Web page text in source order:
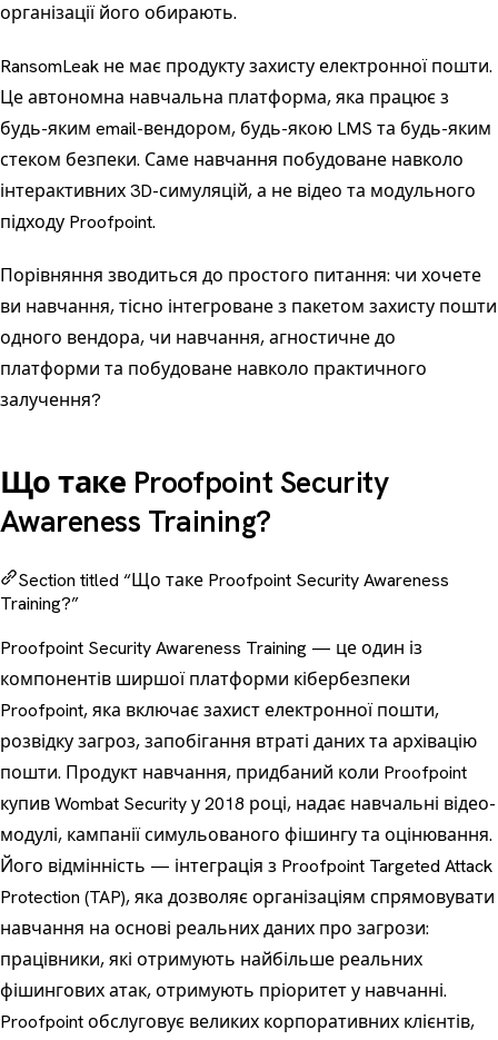
організації його обирають.
RansomLeak не має продукту захисту електронної пошти.
Це автономна навчальна платформа, яка працює з
будь-яким email-вендором, будь-якою LMS та будь-яким
стеком безпеки. Саме навчання побудоване навколо
інтерактивних 3D-симуляцій, а не відео та модульного
підходу Proofpoint.
Порівняння зводиться до простого питання: чи хочете
ви навчання, тісно інтегроване з пакетом захисту пошти
одного вендора, чи навчання, агностичне до
платформи та побудоване навколо практичного
залучення?
Що таке Proofpoint Security
Awareness Training?
Section titled “Що таке Proofpoint Security Awareness
Training?”
Proofpoint Security Awareness Training — це один із
компонентів ширшої платформи кібербезпеки
Proofpoint, яка включає захист електронної пошти,
розвідку загроз, запобігання втраті даних та архівацію
пошти. Продукт навчання, придбаний коли Proofpoint
купив Wombat Security у 2018 році, надає навчальні відео-
модулі, кампанії симульованого фішингу та оцінювання.
Його відмінність — інтеграція з Proofpoint Targeted Attack
Protection (TAP), яка дозволяє організаціям спрямовувати
навчання на основі реальних даних про загрози:
працівники, які отримують найбільше реальних
фішингових атак, отримують пріоритет у навчанні.
Proofpoint обслуговує великих корпоративних клієнтів,